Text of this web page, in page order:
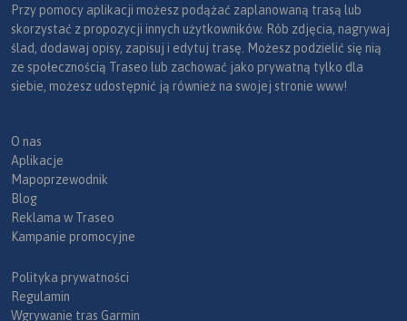
Przy pomocy aplikacji możesz podążać zaplanowaną trasą lub
skorzystać z propozycji innych użytkowników. Rób zdjęcia, nagrywaj
ślad, dodawaj opisy, zapisuj i edytuj trasę. Możesz podzielić się nią
ze społecznością Traseo lub zachować jako prywatną tylko dla
siebie, możesz udostępnić ją również na swojej stronie www!
O nas
Aplikacje
Mapoprzewodnik
Blog
Reklama w Traseo
Kampanie promocyjne
Polityka prywatności
Regulamin
Wgrywanie tras Garmin